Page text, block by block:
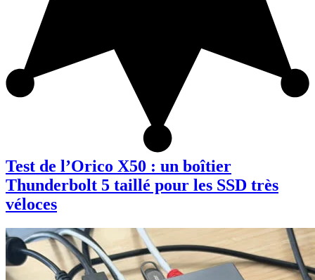
Test de l’Orico X50 : un boîtier
Thunderbolt 5 taillé pour les SSD très
véloces